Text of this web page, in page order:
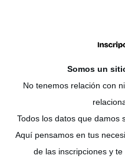
Somos un
No tenemos relación con
Todos los datos que damos
Aquí pensamos en tus
de las inscripciones y